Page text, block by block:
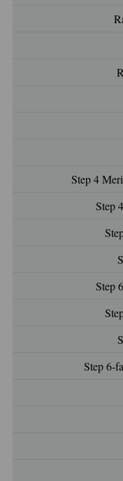
Step 4
Step
Step
Step 6-